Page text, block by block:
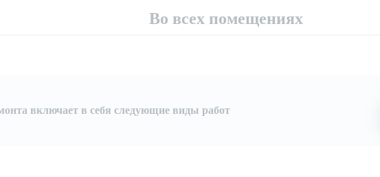
Во всех помещениях
включает в себя следующие виды работ